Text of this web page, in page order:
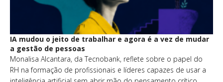
IA mudou o jeito de trabalhar e agora é a vez de mudar
a gestão de pessoas
Monalisa Alcantara, da Tecnobank, reflete sobre o papel do
RH na formação de profissionais e líderes capazes de usar a